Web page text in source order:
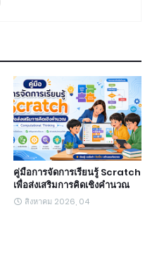
คู่มือการจัดการเรียนรู้ Scratch
เพื่อส่งเสริมการคิดเชิงคำนวณ
สิงหาคม 2026, 04